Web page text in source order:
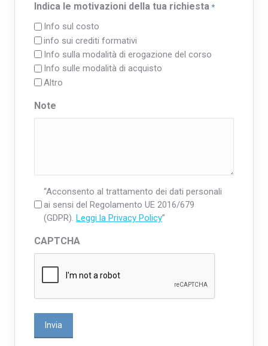
Indica le motivazioni della tua richiesta *
Info sul costo
info sui crediti formativi
Info sulla modalità di erogazione del corso
Info sulle modalità di acquisto
Altro
Note
“Acconsento al trattamento dei dati personali
ai sensi del Regolamento UE 2016/679
(GDPR). Leggi la Privacy Policy”
CAPTCHA